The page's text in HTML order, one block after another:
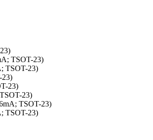
TSOT-23)
TSOT-23)
23)
23)
23)
TSOT-23)
TSOT-23)